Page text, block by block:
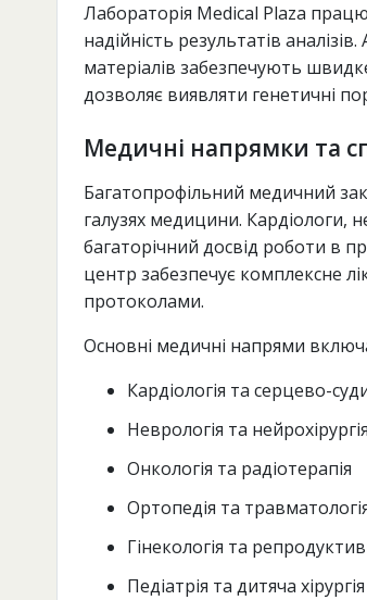
Лабораторія Medical Plaza
надійність результатів
матеріалів забезпечують
дозволяє виявляти генетичні
Медичні напрямки та
Багатопрофільний медичний
галузях медицини. Кардіологи,
багаторічний досвід роботи в
центр забезпечує комплексне
протоколами.
Основні медичні напрями
Кардіологія та серцево-
Неврологія та нейрохірургія
Онкологія та радіотерапія
Ортопедія та
Гінекологія та
Педіатрія та дитяча хірургія